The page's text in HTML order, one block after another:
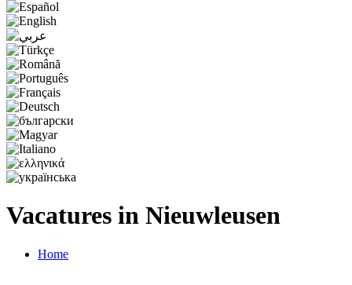
Vacatures in Nieuwleusen
Home